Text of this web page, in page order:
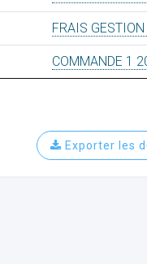
FRAIS
COMMANDE 1
Exporter les